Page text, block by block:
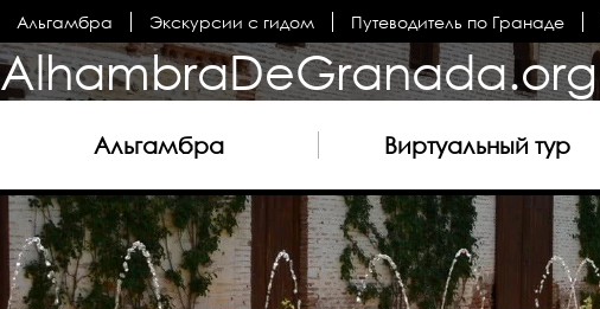
Альгамбра Экскурсии с гидом Путеводитель по Гранаде
AlhambraDeGranada.org
Альгамбра Виртуальный тур